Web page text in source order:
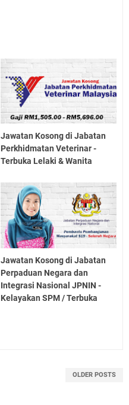
Jawatan Kosong di Jabatan
Perkhidmatan Veterinar -
Terbuka Lelaki & Wanita
Jawatan Kosong di Jabatan
Perpaduan Negara dan
Integrasi Nasional JPNIN -
Kelayakan SPM / Terbuka
OLDER POSTS